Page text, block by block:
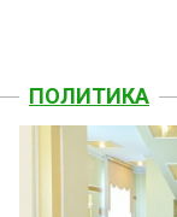
ПОЛИТИКА